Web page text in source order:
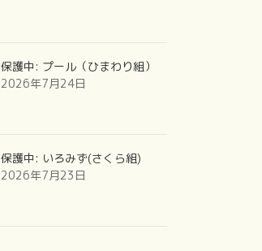
保護中: プール（ひまわり組）
2026年7月24日
保護中: いろみず(さくら組)
2026年7月23日